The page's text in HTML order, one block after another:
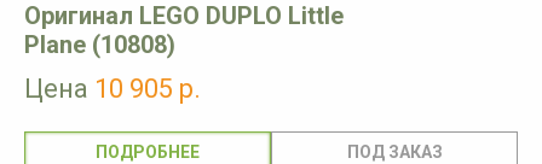
Оригинал LEGO DUPLO Little
Plane (10808)
Цена 10 905 р.
ПОДРОБНЕЕ